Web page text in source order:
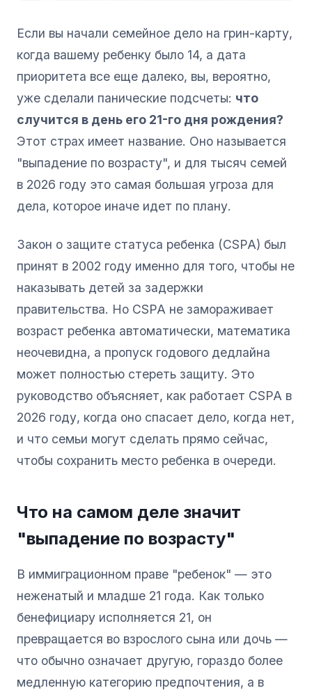
Если вы начали семейное дело на грин-карту,
когда вашему ребенку было 14, а дата
приоритета все еще далеко, вы, вероятно,
уже сделали панические подсчеты: что
случится в день его 21-го дня рождения?
Этот страх имеет название. Оно называется
"выпадение по возрасту", и для тысяч семей
в 2026 году это самая большая угроза для
дела, которое иначе идет по плану.
Закон о защите статуса ребенка (CSPA) был
принят в 2002 году именно для того, чтобы не
наказывать детей за задержки
правительства. Но CSPA не замораживает
возраст ребенка автоматически, математика
неочевидна, а пропуск годового дедлайна
может полностью стереть защиту. Это
руководство объясняет, как работает CSPA в
2026 году, когда оно спасает дело, когда нет,
и что семьи могут сделать прямо сейчас,
чтобы сохранить место ребенка в очереди.
Что на самом деле значит
"выпадение по возрасту"
В иммиграционном праве "ребенок" — это
неженатый и младше 21 года. Как только
бенефициару исполняется 21, он
превращается во взрослого сына или дочь —
что обычно означает другую, гораздо более
медленную категорию предпочтения, а в